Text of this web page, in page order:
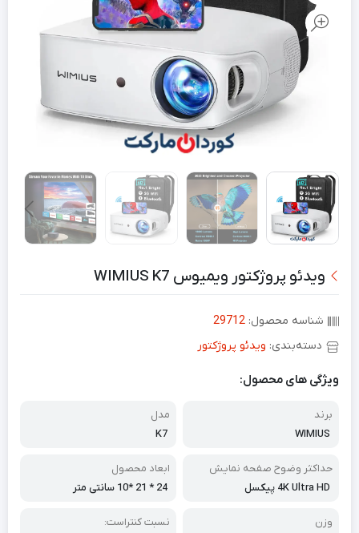
ویدئو پروژکتور ویمیوس WIMIUS K7
شناسه محصول: 29712
دسته‌بندی: ویدئو پروژکتور
ویژگی های محصول:
برند
WIMIUS
مدل
K7
حداکثر وضوح صفحه نمایش
4K Ultra HD پیکسل
ابعاد محصول
24 * 21 *10 سانتی متر
وزن
نسبت کنتراست: